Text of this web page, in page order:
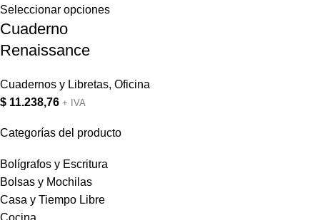
Categorías del producto
Bolígrafos y Escritura
Bolsas y Mochilas
Casa y Tiempo Libre
Seleccionar opciones
Cuaderno
Renaissance
Cuadernos y Libretas, Oficina
$ 11.238,76 + IVA